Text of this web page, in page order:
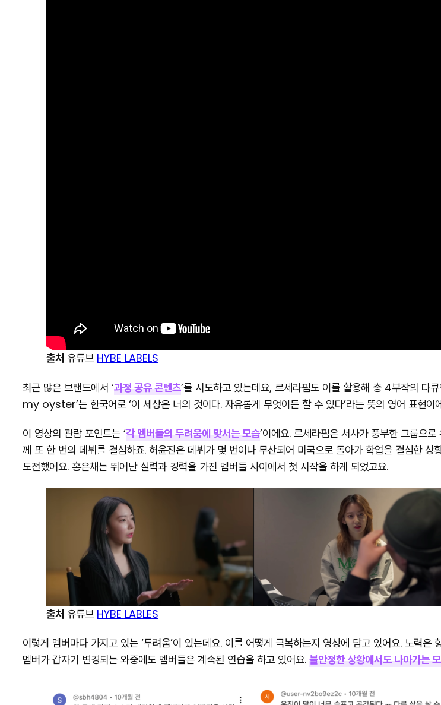
출처 유튜브 HYBE LABELS
최근 많은 브랜드에서 ‘과정 공유 콘텐츠’를 시도하고 있는데요, 르세라핌도 이를 활용해 총 4부작의 다
my oyster’는 한국어로 ‘이 세상은 너의 것이다. 자유롭게 무엇이든 할 수 있다’라는 뜻의 영어 표현
이 영상의 관람 포인트는 ‘각 멤버들의 두려움에 맞서는 모습’이에요. 르세라핌은 서사가 풍부한 그룹으
께 또 한 번의 데뷔를 결심하죠. 허윤진은 데뷔가 몇 번이나 무산되어 미국으로 돌아가 학업을 결심한
도전했어요. 홍은채는 뛰어난 실력과 경력을 가진 멤버들 사이에서 첫 시작을 하게 되었고요.
출처 유튜브 HYBE LABLES
이렇게 멤버마다 가지고 있는 ‘두려움’이 있는데요. 이를 어떻게 극복하는지 영상에 담고 있어요. 노력
멤버가 갑자기 변경되는 와중에도 멤버들은 계속된 연습을 하고 있어요. 불안정한 상황에서도 나아가는